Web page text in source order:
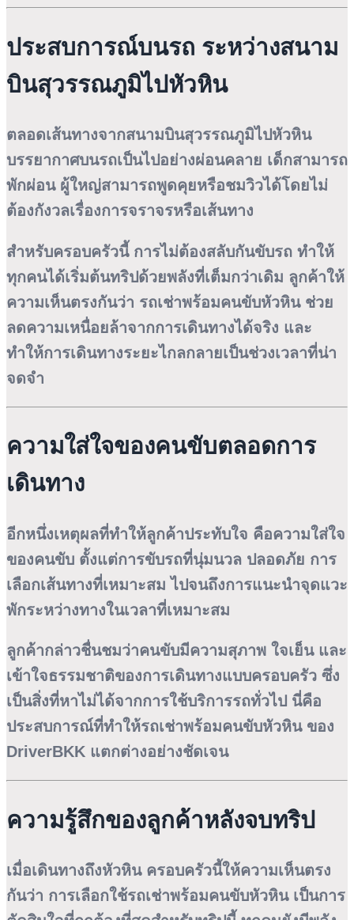
ประสบการณ์บนรถ ระหว่างสนาม
บินสุวรรณภูมิไปหัวหิน
ตลอดเส้นทางจากสนามบินสุวรรณภูมิไปหัวหิน
บรรยากาศบนรถเป็นไปอย่างผ่อนคลาย เด็กสามารถ
พักผ่อน ผู้ใหญ่สามารถพูดคุยหรือชมวิวได้โดยไม่
ต้องกังวลเรื่องการจราจรหรือเส้นทาง
สำหรับครอบครัวนี้ การไม่ต้องสลับกันขับรถ ทำให้
ทุกคนได้เริ่มต้นทริปด้วยพลังที่เต็มกว่าเดิม ลูกค้าให้
ความเห็นตรงกันว่า รถเช่าพร้อมคนขับหัวหิน ช่วย
ลดความเหนื่อยล้าจากการเดินทางได้จริง และ
ทำให้การเดินทางระยะไกลกลายเป็นช่วงเวลาที่น่า
จดจำ
ความใส่ใจของคนขับตลอดการ
เดินทาง
อีกหนึ่งเหตุผลที่ทำให้ลูกค้าประทับใจ คือความใส่ใจ
ของคนขับ ตั้งแต่การขับรถที่นุ่มนวล ปลอดภัย การ
เลือกเส้นทางที่เหมาะสม ไปจนถึงการแนะนำจุดแวะ
พักระหว่างทางในเวลาที่เหมาะสม
ลูกค้ากล่าวชื่นชมว่าคนขับมีความสุภาพ ใจเย็น และ
เข้าใจธรรมชาติของการเดินทางแบบครอบครัว ซึ่ง
เป็นสิ่งที่หาไม่ได้จากการใช้บริการรถทั่วไป นี่คือ
ประสบการณ์ที่ทำให้รถเช่าพร้อมคนขับหัวหิน ของ
DriverBKK แตกต่างอย่างชัดเจน
ความรู้สึกของลูกค้าหลังจบทริป
เมื่อเดินทางถึงหัวหิน ครอบครัวนี้ให้ความเห็นตรง
กันว่า การเลือกใช้รถเช่าพร้อมคนขับหัวหิน เป็นการ